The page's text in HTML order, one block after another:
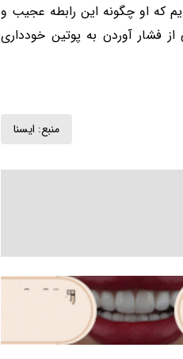
که او چگونه این رابطه عجیب و
فشار آوردن به پوتین خودداری
منبع: ايسنا